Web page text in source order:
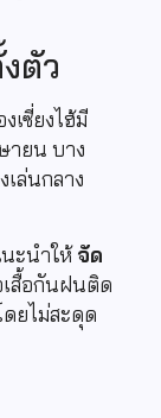
ตัว
เซี่ยงไฮ้มี
ายน บาง
ล่นกลาง
นะนำให้จัด
สื้อกันฝนติด
ดยไม่สะดุด